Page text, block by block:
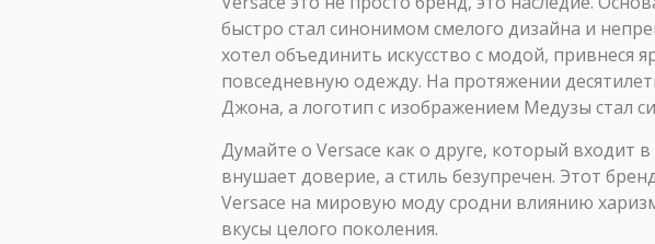
быстро стал синонимом смелого дизайна и
хотел объединить искусство с модой, привнеся
повседневную одежду. На протяжении
Джона, а логотип с изображением Медузы стал
Думайте о Versace как о друге, который входит
внушает доверие, а стиль безупречен. Этот
Versace на мировую моду сродни влиянию
вкусы целого поколения.